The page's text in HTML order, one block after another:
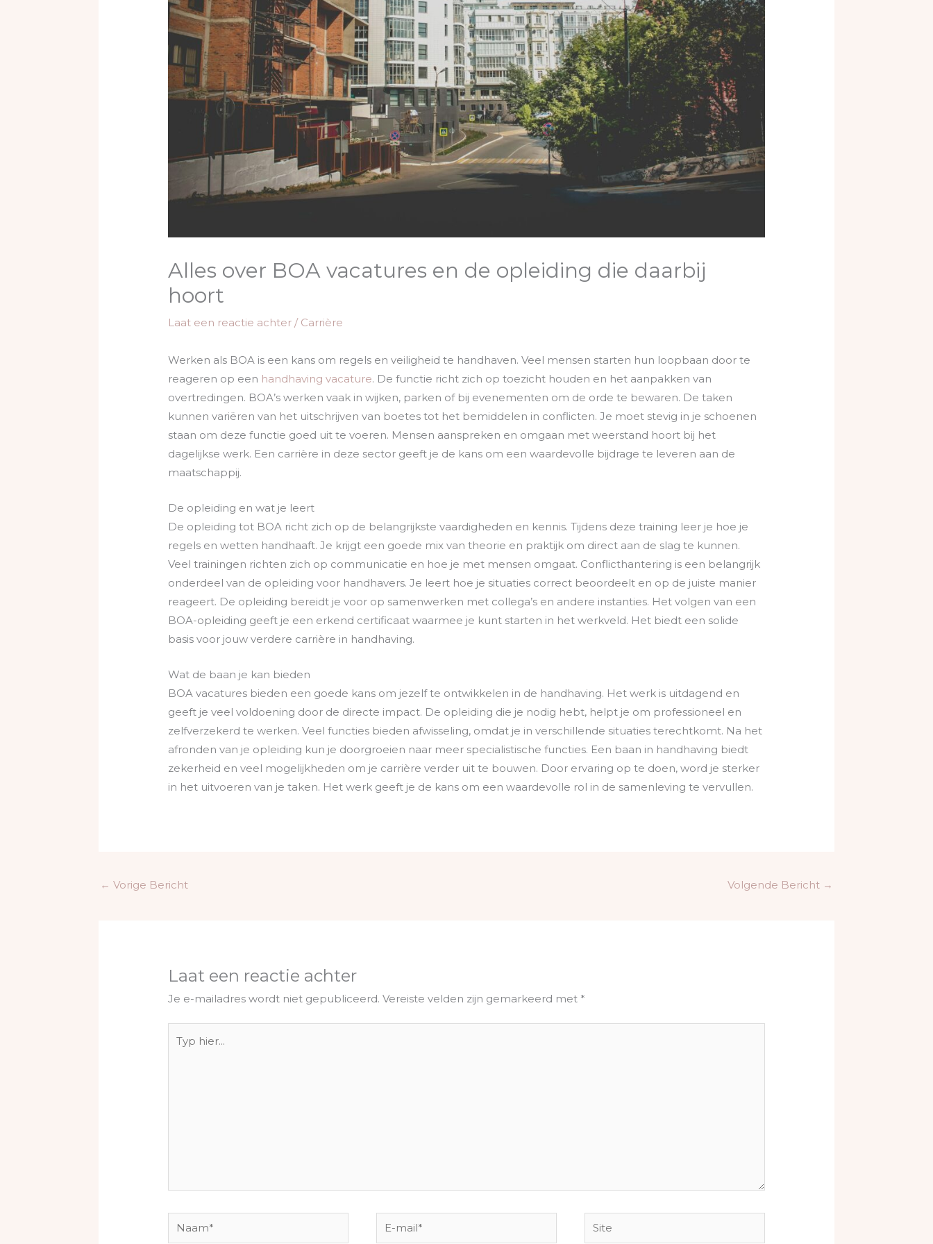
Alles over BOA vacatures en de opleiding die daarbij
hoort
Laat een reactie achter / Carrière
Werken als BOA is een kans om regels en veiligheid te handhaven. Veel mensen starten hun loopbaan door te
reageren op een handhaving vacature. De functie richt zich op toezicht houden en het aanpakken van
overtredingen. BOA’s werken vaak in wijken, parken of bij evenementen om de orde te bewaren. De taken
kunnen variëren van het uitschrijven van boetes tot het bemiddelen in conflicten. Je moet stevig in je schoenen
staan om deze functie goed uit te voeren. Mensen aanspreken en omgaan met weerstand hoort bij het
dagelijkse werk. Een carrière in deze sector geeft je de kans om een waardevolle bijdrage te leveren aan de
maatschappij.
De opleiding en wat je leert
De opleiding tot BOA richt zich op de belangrijkste vaardigheden en kennis. Tijdens deze training leer je hoe je
regels en wetten handhaaft. Je krijgt een goede mix van theorie en praktijk om direct aan de slag te kunnen.
Veel trainingen richten zich op communicatie en hoe je met mensen omgaat. Conflicthantering is een belangrijk
onderdeel van de opleiding voor handhavers. Je leert hoe je situaties correct beoordeelt en op de juiste manier
reageert. De opleiding bereidt je voor op samenwerken met collega’s en andere instanties. Het volgen van een
BOA-opleiding geeft je een erkend certificaat waarmee je kunt starten in het werkveld. Het biedt een solide
basis voor jouw verdere carrière in handhaving.
Wat de baan je kan bieden
BOA vacatures bieden een goede kans om jezelf te ontwikkelen in de handhaving. Het werk is uitdagend en
geeft je veel voldoening door de directe impact. De opleiding die je nodig hebt, helpt je om professioneel en
zelfverzekerd te werken. Veel functies bieden afwisseling, omdat je in verschillende situaties terechtkomt. Na het
afronden van je opleiding kun je doorgroeien naar meer specialistische functies. Een baan in handhaving biedt
zekerheid en veel mogelijkheden om je carrière verder uit te bouwen. Door ervaring op te doen, word je sterker
in het uitvoeren van je taken. Het werk geeft je de kans om een waardevolle rol in de samenleving te vervullen.
← Vorige Bericht Volgende Bericht →
Laat een reactie achter
Je e-mailadres wordt niet gepubliceerd. Vereiste velden zijn gemarkeerd met *
hier...
Naam*
E-
mail*
Site